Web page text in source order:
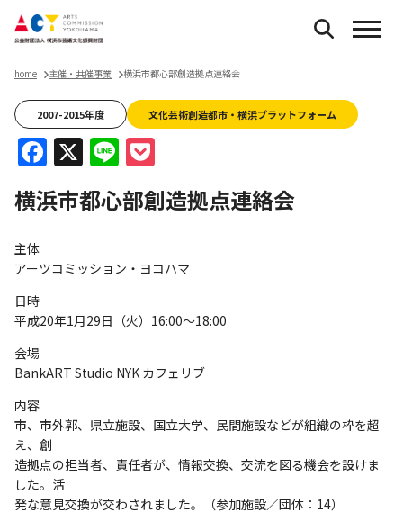
home 主催・共催事業 横浜市都心部創造拠点連絡会
2007-2015年度 文化芸術創造都市・横浜プラットフォーム
Facebook
X Line
横浜市都心部創造拠点連絡会
主体
アーツコミッション・ヨコハマ
日時
平成20年1月29日（火）16:00～18:00
会場
BankART Studio NYK カフェリブ
内容
市、市外郭、県立施設、国立大学、民間施設などが組織の枠を超
え、創
造拠点の担当者、責任者が、情報交換、交流を図る機会を設けま
した。活
発な意見交換が交わされました。（参加施設／団体：14）